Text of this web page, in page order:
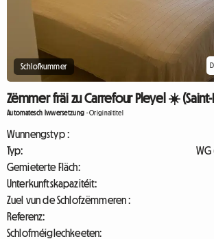
Schlofkummer
Zëmmer fräi zu Carrefour Pleyel ☀️
Automatesch Iwwersetzung -Originaltitel
Wunnengstyp :
Typ:
Gemieterte Fläch:
Unterkunftskapazitéit:
Zuel vun de Schlofzëmmeren :
Referenz:
Schlofméiglechkeeten: